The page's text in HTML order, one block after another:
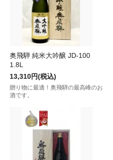
奥飛騨 純米大吟醸 JD-100
1.8L
13,310円(税込)
贈り物に最適！奥飛騨の最高峰のお
酒です。